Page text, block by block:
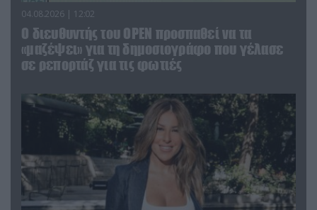
04.08.2026 | 12:02
O διευθυντής του OPEN προσπαθεί να τα
«μαζέψει» για τη δημοσιογράφο που γέλασε
σε ρεπορτάζ για τις φωτιές